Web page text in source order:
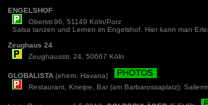
ENGELSHOF
Oberstr.96, 51149 Köln/Porz
Salsa tanzen und Lernen im Engelshof. Hier kann man
Zeughaus 24
Zeughausstr. 24, 50667 Köln
GLOBALISTA (ehem. Havana)
Restaurant, Kneipe, Bar (am Barbarossaplatz):